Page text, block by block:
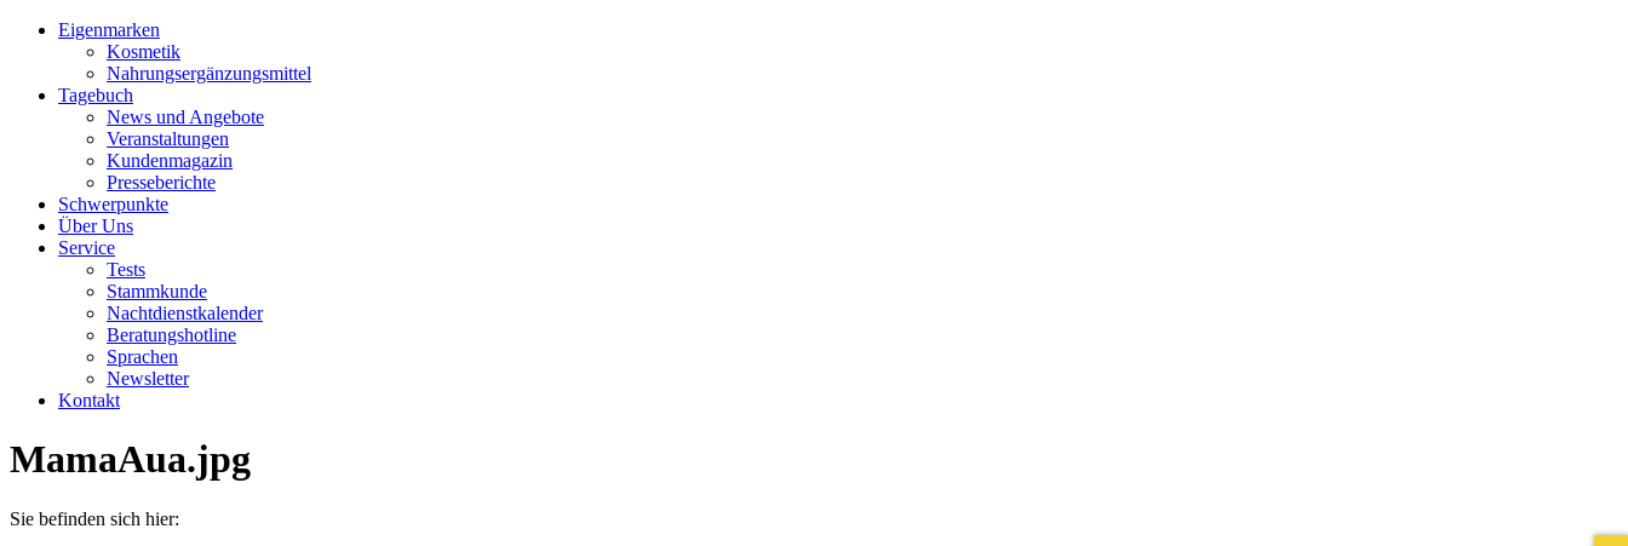
Eigenmarken
Kosmetik
Nahrungsergänzungsmittel
Tagebuch
News und Angebote
Veranstaltungen
Kundenmagazin
Presseberichte
Schwerpunkte
Über Uns
Service
Tests
Stammkunde
Nachtdienstkalender
Beratungshotline
Sprachen
Newsletter
Kontakt
MamaAua.jpg
Sie befinden sich hier: